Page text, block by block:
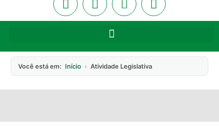
Você está em: Início › Atividade Legislativa